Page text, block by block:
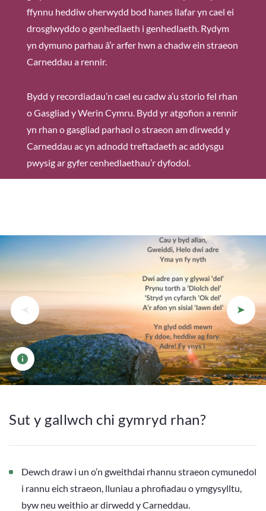
ffynnu heddiw oherwydd bod hanes llafar yn cael ei
drosglwyddo o genhedlaeth i genhedlaeth. Rydym
yn dymuno parhau â’r arfer hwn a chadw ein straeon
Carneddau a rennir.
Bydd y recordiadau’n cael eu cadw a’u storio fel rhan
o Gasgliad y Werin Cymru. Bydd yr atgofion a rennir
yn rhan o gasgliad parhaol o straeon am dirwedd y
Carneddau ac yn adnodd treftadaeth ac addysgu
pwysig ar gyfer cenhedlaethau’r dyfodol.
Manylion lleolaid
Sut y gallwch chi gymryd rhan?
Dewch draw i un o’n gweithdai rhannu straeon cymunedol
i rannu eich straeon, lluniau a phrofiadau o ymgysylltu,
byw neu weithio ar dirwedd y Carneddau.